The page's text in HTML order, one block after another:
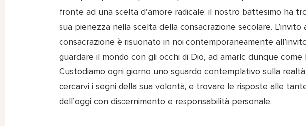
fronte ad una scelta d’amore radicale: il nostro battesimo ha
sua pienezza nella scelta della consacrazione secolare. L’invito
consacrazione è risuonato in noi contemporaneamente
guardare il mondo con gli occhi di Dio, ad amarlo dunque come
Custodiamo ogni giorno uno sguardo contemplativo sulla
cercarvi i segni della sua volontà, e trovare le risposte alle
dell’oggi con discernimento e responsabilità personale.